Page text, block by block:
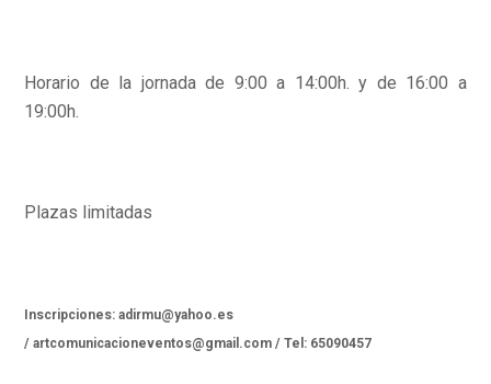
Horario de la jornada de 9:00 a 14:00h. y de 16:00 a
19:00h.
Plazas limitadas
Inscripciones:adirmu@yahoo.es
/artcomunicacioneventos@gmail.com / Tel: 65090457